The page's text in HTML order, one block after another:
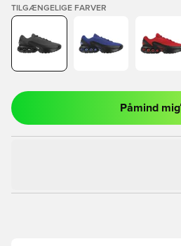
TILGÆNGELIGE FARVER
Påmind mig